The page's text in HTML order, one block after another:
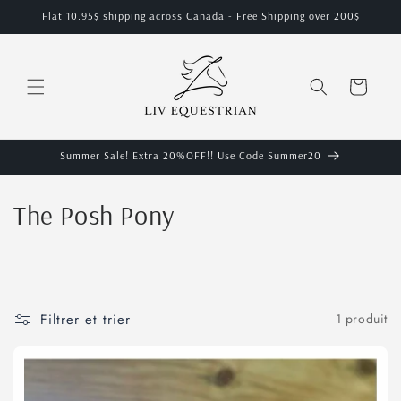
passer
au
Flat 10.95$ shipping across Canada - Free Shipping over 200$
Panier
Summer Sale! Extra 20%OFF!! Use Code Summer20
C
l
e
The Posh Pony
Filtrer et trier 1 produit